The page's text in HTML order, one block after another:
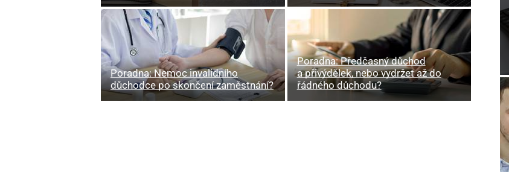
Poradna: Nemoc invalidního
důchodce po skončení zaměstnání?
Poradna: Předčasný důchod
a přivýdělek, nebo vydržet až do
řádného důchodu?